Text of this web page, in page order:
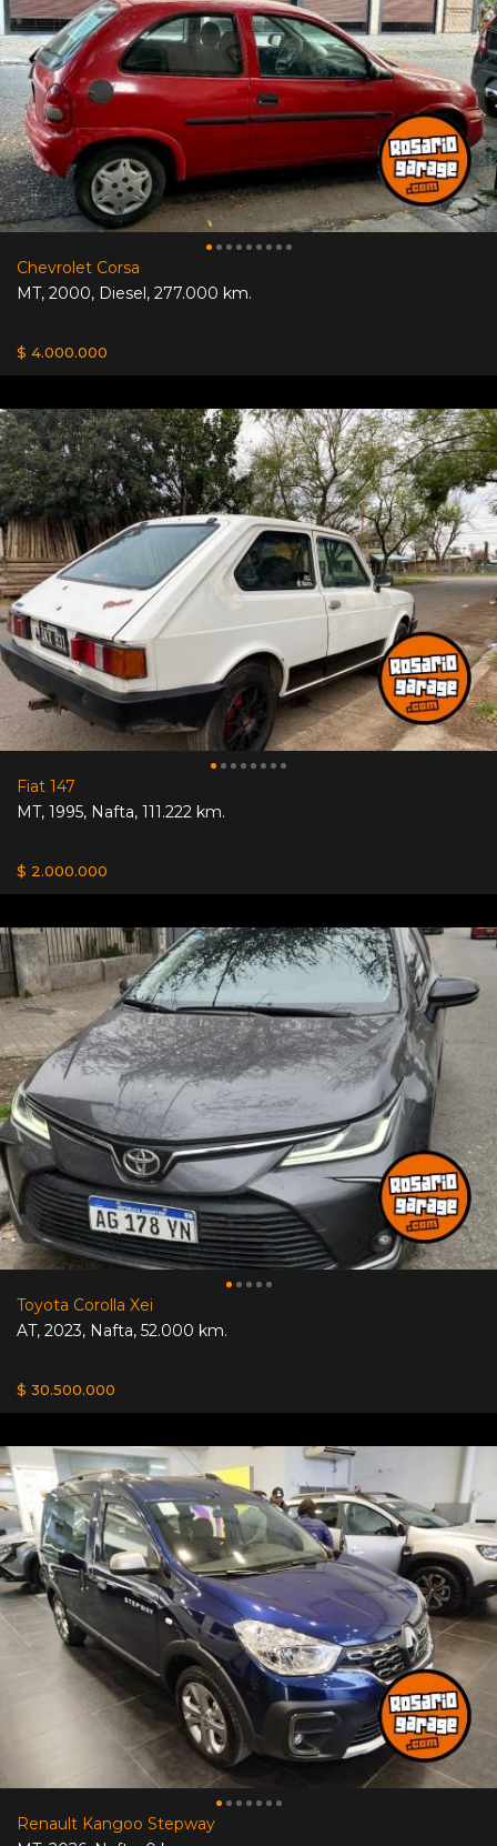
Chevrolet Corsa
MT, 2000, Diesel, 277.000 km.
$ 4.000.000
Fiat 147
MT, 1995, Nafta, 111.222 km.
$ 2.000.000
Toyota Corolla Xei
AT, 2023, Nafta, 52.000 km.
$ 30.500.000
Renault Kangoo Stepway